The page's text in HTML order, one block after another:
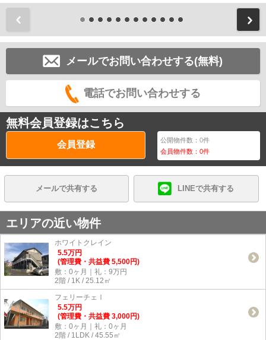
メールでお問い合わせする(無料)
電話でお問い合わせする
無料会員登録はこちら
会員登録 公開物件数：0件
会員物件数：0件
メールで共有する LINEで共有する
エリアの近い物件
ホワイトクレイン
5.5万円
(管理費・共益費 5,500円)
敷：0ヶ月｜礼：9万円
2階 / 1K / 25.12㎡
フェリーチェⅠ
5.5万円
(管理費・共益費 3,000円)
敷：0ヶ月｜礼：0ヶ月
2階 / 1LDK / 45.55㎡